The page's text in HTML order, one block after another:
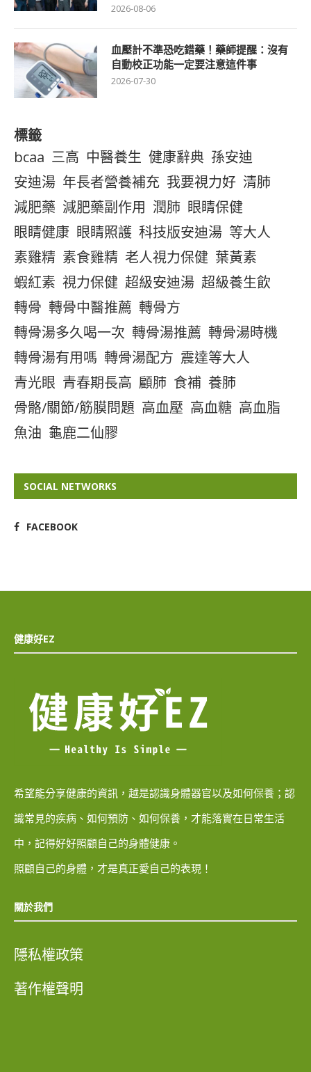
2026-08-06
血壓計不準恐吃錯藥！藥師提醒：沒有
自動校正功能一定要注意這件事
2026-07-30
標籤
bcaa 三高 中醫養生 健康辭典 孫安迪
安迪湯 年長者營養補充 我要視力好 清肺
減肥藥 減肥藥副作用 潤肺 眼睛保健
眼睛健康 眼睛照護 科技版安迪湯 等大人
素雞精 素食雞精 老人視力保健 葉黃素
蝦紅素 視力保健 超級安迪湯 超級養生飲
轉骨 轉骨中醫推薦 轉骨方
轉骨湯多久喝一次 轉骨湯推薦 轉骨湯時機
轉骨湯有用嗎 轉骨湯配方 震達等大人
青光眼 青春期長高 顧肺 食補 養肺
骨骼/關節/筋膜問題 高血壓 高血糖 高血脂
魚油 龜鹿二仙膠
SOCIAL NETWORKS
FACEBOOK
健康好EZ
希望能分享健康的資訊，越是認識身體器官以及如何保養；認
識常見的疾病、如何預防、如何保養，才能落實在日常生活
中，記得好好照顧自己的身體健康。
照顧自己的身體，才是真正愛自己的表現！
關於我們
隱私權政策
著作權聲明